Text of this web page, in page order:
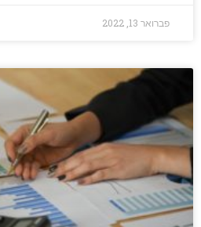
פברואר 13, 2022